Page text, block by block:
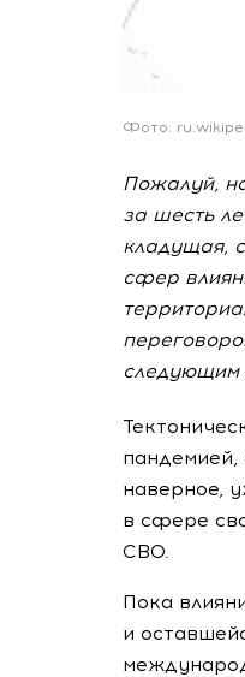
Фото:
Пожалуй,
за шесть
кладущая,
сфер
следующим
пандемией,
наверное,
в сфере
СВО.
Пока
и